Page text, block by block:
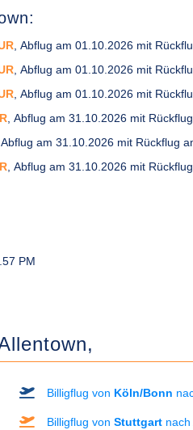
, Abflug am 01.10.2026 mit
, Abflug am 01.10.2026 mit
, Abflug am 01.10.2026 mit
, Abflug am 31.10.2026 mit
am 31.10.2026 mit Rückflug
, Abflug am 31.10.2026 mit
Billigflug von Köln/Bonn
Billigflug vonStuttgart nach